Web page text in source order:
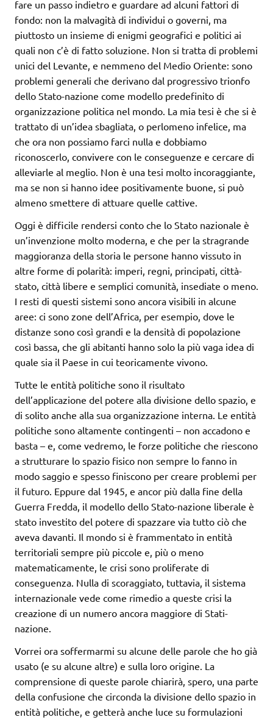
fare un passo indietro e guardare ad alcuni fattori di
fondo: non la malvagità di individui o governi, ma
piuttosto un insieme di enigmi geografici e politici ai
quali non c’è di fatto soluzione. Non si tratta di problemi
unici del Levante, e nemmeno del Medio Oriente: sono
problemi generali che derivano dal progressivo trionfo
dello Stato-nazione come modello predefinito di
organizzazione politica nel mondo. La mia tesi è che si è
trattato di un’idea sbagliata, o perlomeno infelice, ma
che ora non possiamo farci nulla e dobbiamo
riconoscerlo, convivere con le conseguenze e cercare di
alleviarle al meglio. Non è una tesi molto incoraggiante,
ma se non si hanno idee positivamente buone, si può
almeno smettere di attuare quelle cattive.
Oggi è difficile rendersi conto che lo Stato nazionale è
un’invenzione molto moderna, e che per la stragrande
maggioranza della storia le persone hanno vissuto in
altre forme di polarità: imperi, regni, principati, città-
stato, città libere e semplici comunità, insediate o meno.
I resti di questi sistemi sono ancora visibili in alcune
aree: ci sono zone dell’Africa, per esempio, dove le
distanze sono così grandi e la densità di popolazione
così bassa, che gli abitanti hanno solo la più vaga idea di
quale sia il Paese in cui teoricamente vivono.
Tutte le entità politiche sono il risultato
dell’applicazione del potere alla divisione dello spazio, e
di solito anche alla sua organizzazione interna. Le entità
politiche sono altamente contingenti – non accadono e
basta – e, come vedremo, le forze politiche che riescono
a strutturare lo spazio fisico non sempre lo fanno in
modo saggio e spesso finiscono per creare problemi per
il futuro. Eppure dal 1945, e ancor più dalla fine della
Guerra Fredda, il modello dello Stato-nazione liberale è
stato investito del potere di spazzare via tutto ciò che
aveva davanti. Il mondo si è frammentato in entità
territoriali sempre più piccole e, più o meno
matematicamente, le crisi sono proliferate di
conseguenza. Nulla di scoraggiato, tuttavia, il sistema
internazionale vede come rimedio a queste crisi la
creazione di un numero ancora maggiore di Stati-
nazione.
Vorrei ora soffermarmi su alcune delle parole che ho già
usato (e su alcune altre) e sulla loro origine. La
comprensione di queste parole chiarirà, spero, una parte
della confusione che circonda la divisione dello spazio in
entità politiche, e getterà anche luce su formulazioni